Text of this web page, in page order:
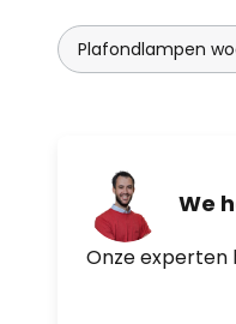
Plafondlampen
We
Onze experten